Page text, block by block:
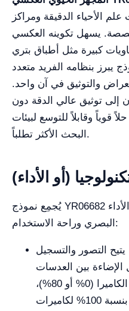
الأحياء الدقيقة ومراكز
يسهل تكوينه العكسي
كبيرة مثل أطباق بتري
يبرز بنظامه الفريد متعدد
والتوثيق في آن واحد.
إلى توثيق عالي الدقة دون
قوياً وقابلاً للتوسع لبيئات
البحث الأكثر تطلباً.
(أو الأداء)
يُجمِع نموذج YR06682 تقنيات مبتكرة لتحسين الأداء
البصري وراحة الاستخدام:
يتيح التصور والتسجيل
بين العدسات
العينية (100% أو 20%) ومنافذ الكاميرا (0% أو 80%)،